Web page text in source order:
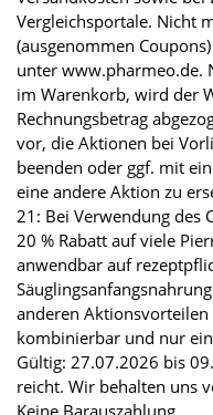
Vergleichsportale. Nicht
(ausgenommen
unter www.pharmeo.de.
im Warenkorb, wird der
Rechnungsbetrag
vor, die Aktionen bei
beenden oder ggf. mit
eine andere Aktion zu
21: Bei Verwendung des
20 % Rabatt auf viele
anwendbar auf
anderen Aktionsvorteilen
kombinierbar und nur
Gültig: 27.07.2026 bis
reicht. Wir behalten uns
Keine Barauszahlung.